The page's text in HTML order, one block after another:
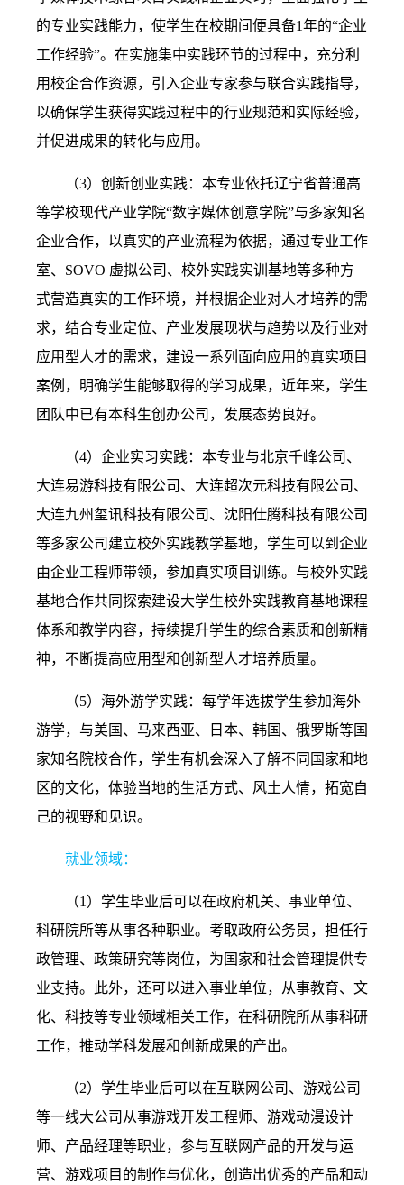
的专业实践能力，使学生在校期间便具备1年的“企业
工作经验”。在实施集中实践环节的过程中，充分利
用校企合作资源，引入企业专家参与联合实践指导，
以确保学生获得实践过程中的行业规范和实际经验，
并促进成果的转化与应用。
（3） 创新创业实践：本专业依托辽宁省普通高
等学校现代产业学院“数字媒体创意学院”与多家知名
企业合作，以真实的产业流程为依据，通过专业工作
室、 SOVO 虚拟公司、校外实践实训基地等多种方
式营造真实的工作环境，并根据企业对人才培养的需
求，结合专业定位、产业发展现状与趋势以及行业对
应用型人才的需求，建设一系列面向应用的真实项目
案例，明确学生能够取得的学习成果，近年来，学生
团队中已有本科生创办公司，发展态势良好。
（4） 企业实习实践：本专业与北京千峰公司、
大连易游科技有限公司、大连超次元科技有限公司、
大连九州玺讯科技有限公司、沈阳仕腾科技有限公司
等多家公司建立校外实践教学基地，学生可以到企业
由企业工程师带领，参加真实项目训练。与校外实践
基地合作共同探索建设大学生校外实践教育基地课程
体系和教学内容，持续提升学生的综合素质和创新精
神，不断提高应用型和创新型人才培养质量。
（5） 海外游学实践：每学年选拔学生参加海外
游学，与美国、马来西亚、日本、韩国、俄罗斯等国
家知名院校合作，学生有机会深入了解不同国家和地
区的文化，体验当地的生活方式、风土人情，拓宽自
己的视野和见识。
就业领域：
（1） 学生毕业后可以在政府机关、事业单位、
科研院所等从事各种职业。考取政府公务员，担任行
政管理、政策研究等岗位，为国家和社会管理提供专
业支持。此外，还可以进入事业单位，从事教育、文
化、科技等专业领域相关工作，在科研院所从事科研
工作，推动学科发展和创新成果的产出。
（2） 学生毕业后可以在互联网公司、游戏公司
等一线大公司从事游戏开发工程师、游戏动漫设计
师、产品经理等职业，参与互联网产品的开发与运
营、游戏项目的制作与优化，创造出优秀的产品和动